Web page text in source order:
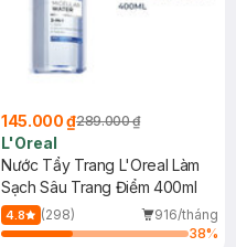
145.000 ₫289.000 ₫
L'Oreal
Nước Tẩy Trang L'Oreal Làm
Sạch Sâu Trang Điểm 400ml
4.8 (298)
916/tháng
38%